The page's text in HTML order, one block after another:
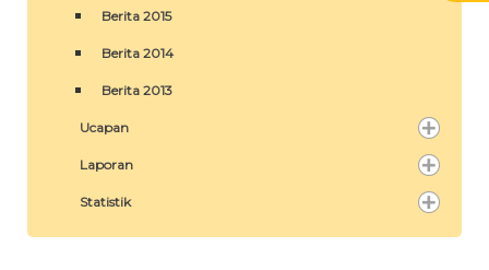
Berita 2015
Berita 2014
Berita 2013
Ucapan
Laporan
Statistik